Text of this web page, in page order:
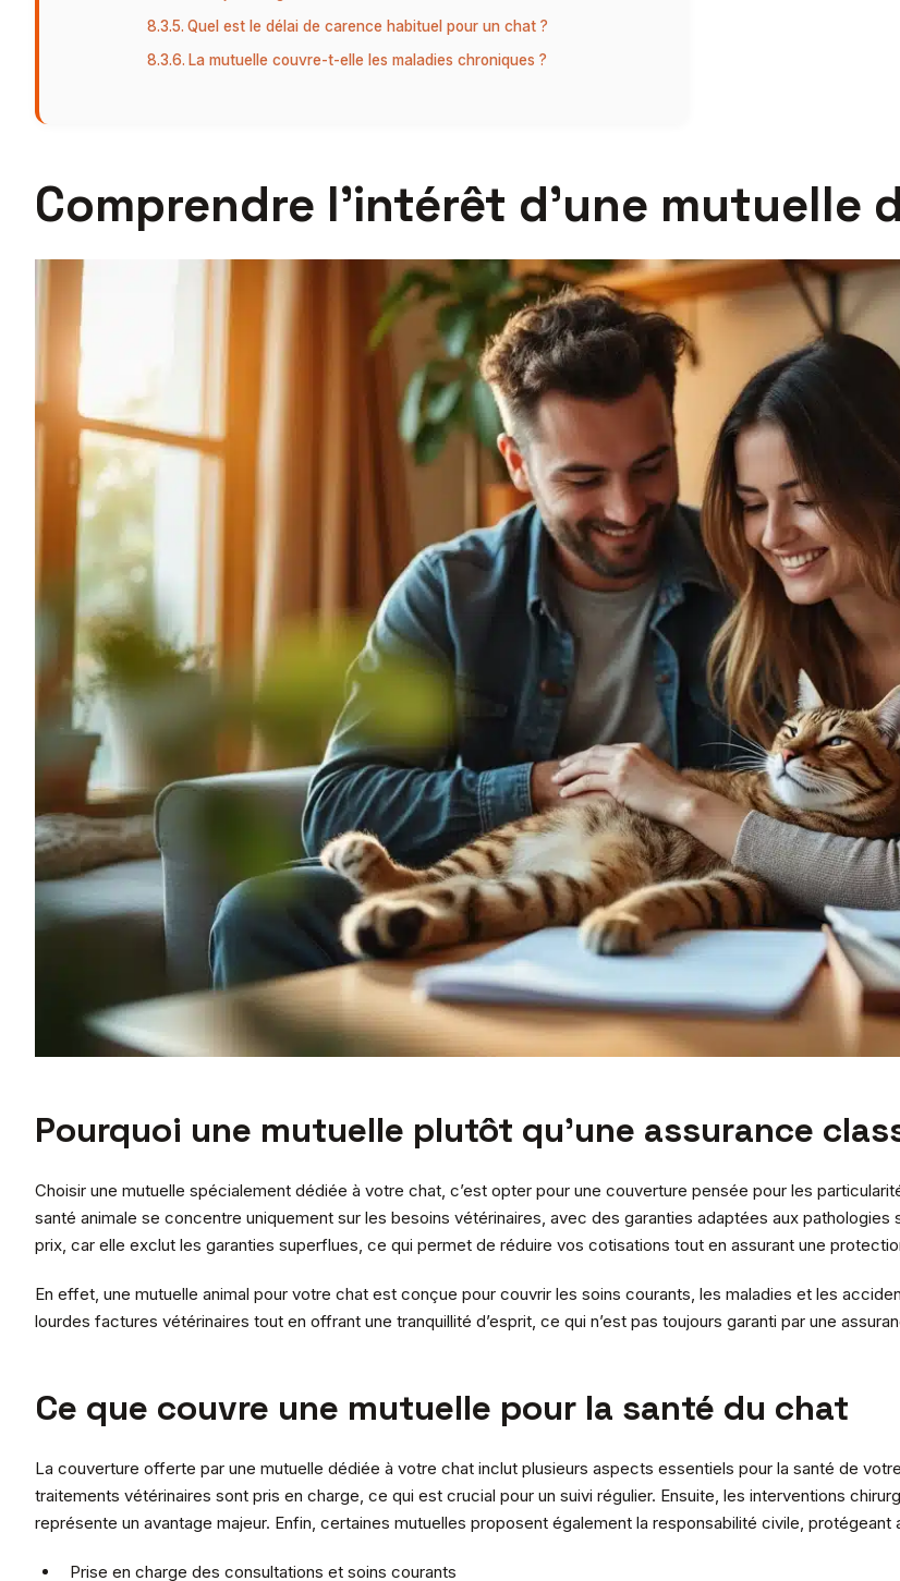
Quel est le délai de carence habituel pour un chat ?
La mutuelle couvre-t-elle les maladies chroniques ?
Comprendre l’intérêt d’une mutuelle
Pourquoi une mutuelle plutôt qu’une assurance
Choisir une mutuelle spécialement dédiée à votre chat, c’est opter pour une couverture pensée pour les
santé animale se concentre uniquement sur les besoins vétérinaires, avec des garanties adaptées aux
prix, car elle exclut les garanties superflues, ce qui permet de réduire vos cotisations tout en assurant une
En effet, une mutuelle animal pour votre chat est conçue pour couvrir les soins courants, les maladies et les
lourdes factures vétérinaires tout en offrant une tranquillité d’esprit, ce qui n’est pas toujours garanti par une
Ce que couvre une mutuelle pour la santé du chat
La couverture offerte par une mutuelle dédiée à votre chat inclut plusieurs aspects essentiels pour la santé de
traitements vétérinaires sont pris en charge, ce qui est crucial pour un suivi régulier. Ensuite, les interventions
représente un avantage majeur. Enfin, certaines mutuelles proposent également la responsabilité civile,
Prise en charge des consultations et soins courants